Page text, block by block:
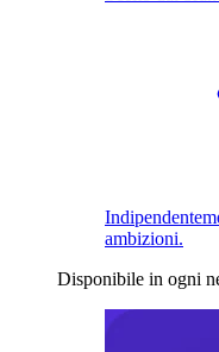
ambizioni.
Disponibile in ogni